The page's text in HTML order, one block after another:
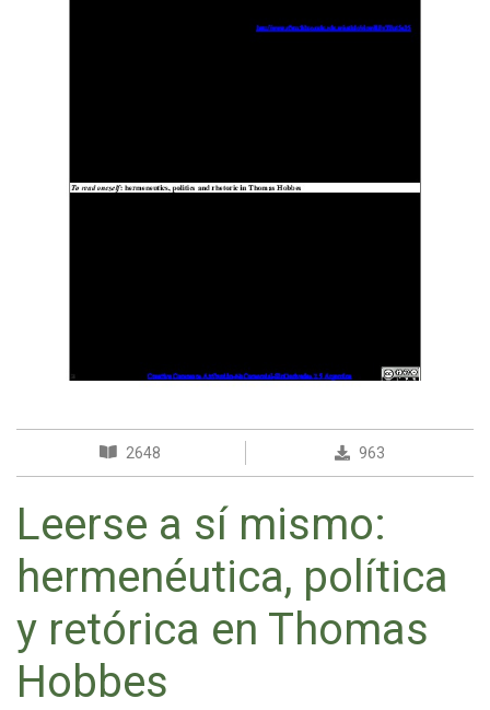
2648 963
Leerse a sí mismo:
hermenéutica, política
y retórica en Thomas
Hobbes